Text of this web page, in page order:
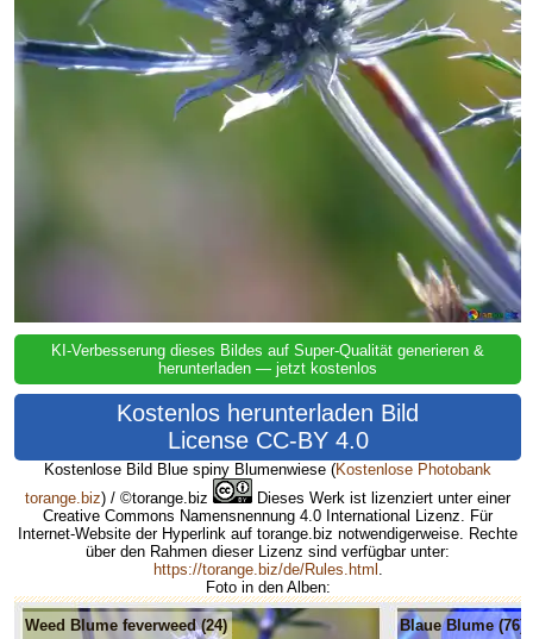
KI-Verbesserung dieses Bildes auf Super-Qualität generieren &
herunterladen — jetzt kostenlos
Kostenlos herunterladen Bild
License CC-BY 4.0
Kostenlose Bild Blue spiny Blumenwiese (Kostenlose Photobank
torange.biz) / ©torange.biz
Dieses Werk ist lizenziert unter einer
Creative Commons Namensnennung 4.0 International Lizenz. Für
Internet-Website der Hyperlink auf torange.biz notwendigerweise. Rechte
über den Rahmen dieser Lizenz sind verfügbar unter:
https://torange.biz/de/Rules.html
Foto in den Alben:
Weed Blume feverweed (24) Blaue Blume (76)